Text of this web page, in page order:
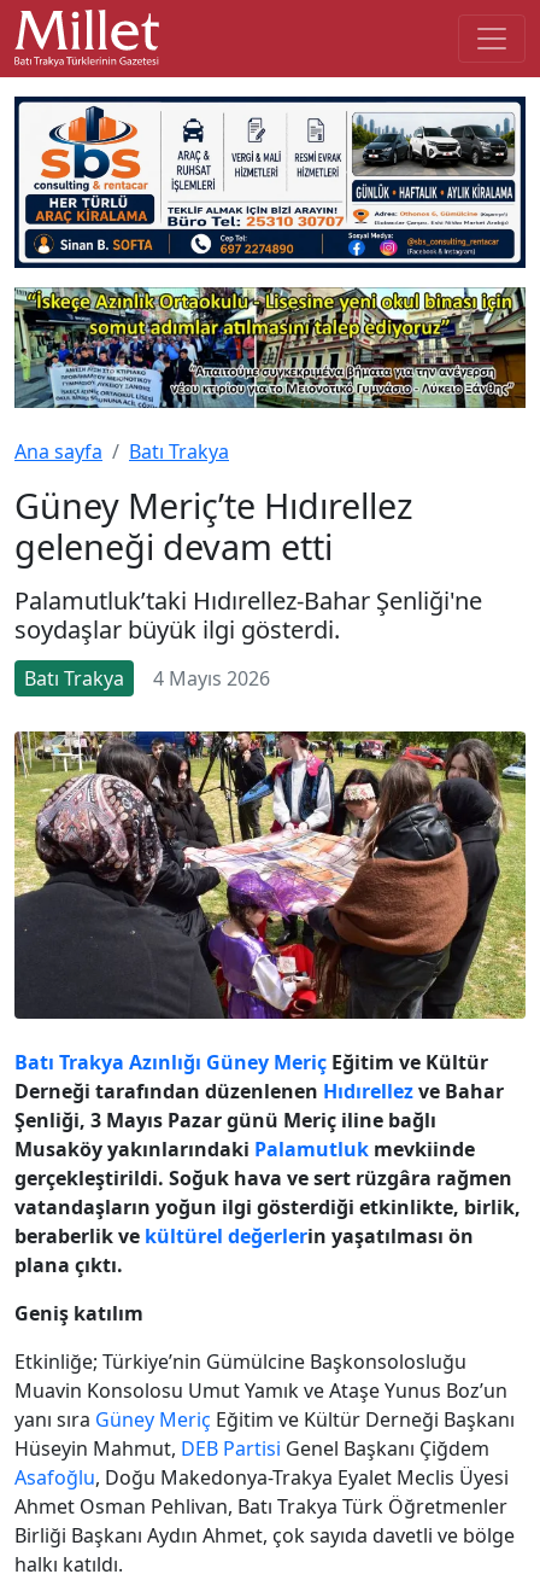
Ana sayfa Batı Trakya
Güney Meriç’te Hıdırellez
geleneği devam etti
Palamutluk’taki Hıdırellez-Bahar Şenliği'ne
soydaşlar büyük ilgi gösterdi.
Batı Trakya 4 Mayıs 2026
Batı Trakya Azınlığı Güney Meriç Eğitim ve Kültür
Derneği tarafından düzenlenen Hıdırellezve Bahar
Şenliği, 3 Mayıs Pazar günü Meriç iline bağlı
Musaköy yakınlarındaki Palamutluk mevkiinde
gerçekleştirildi. Soğuk hava ve sert rüzgâra rağmen
vatandaşların yoğun ilgi gösterdiği etkinlikte, birlik,
beraberlik ve kültürel değerlerin yaşatılması ön
plana çıktı.
Geniş katılım
Etkinliğe; Türkiye’nin Gümülcine Başkonsolosluğu
Muavin Konsolosu Umut Yamık ve Ataşe Yunus Boz’un
yanı sıra Güney Meriç Eğitim ve Kültür Derneği Başkanı
Hüseyin Mahmut, DEB Partisi Genel Başkanı Çiğdem
Asafoğlu, Doğu Makedonya-Trakya Eyalet Meclis Üyesi
Ahmet Osman Pehlivan, Batı Trakya Türk Öğretmenler
Birliği Başkanı Aydın Ahmet, çok sayıda davetli ve bölge
halkı katıldı.